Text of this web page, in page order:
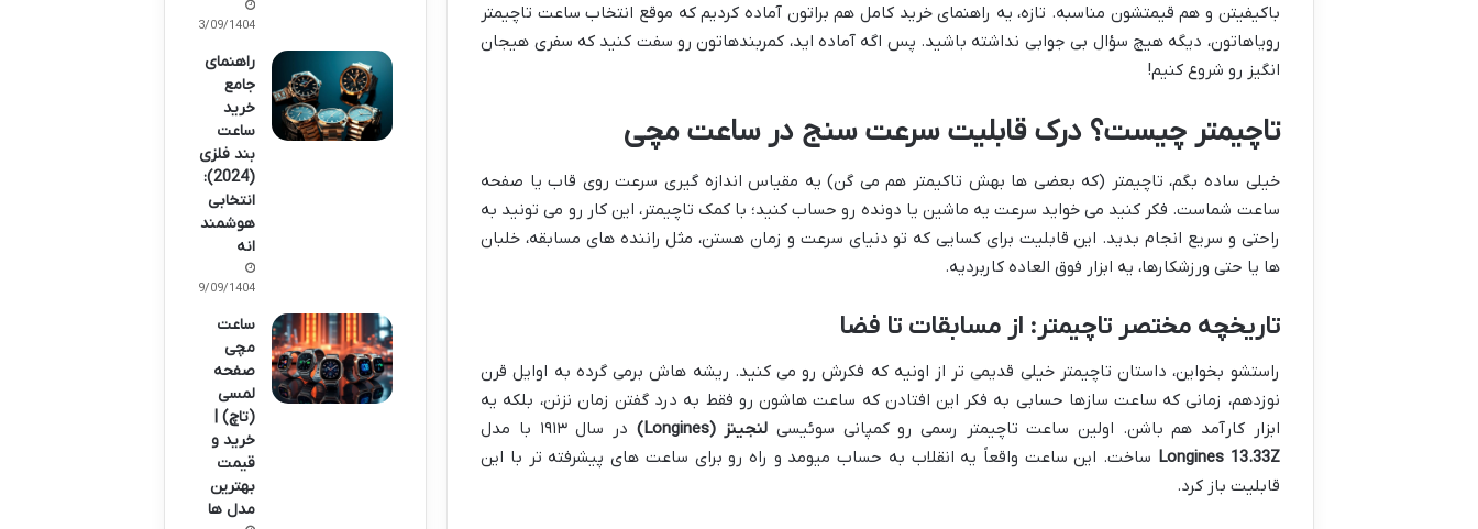
باکیفیتن و هم قیمتشون مناسبه. تازه، یه راهنمای خرید کامل هم براتون آماده کردیم که موقع انتخاب ساعت تاچیمتر
رویاهاتون، دیگه هیچ سؤال بی جوابی نداشته باشید. پس اگه آماده اید، کمربندهاتون رو سفت کنید که سفری هیجان
انگیز رو شروع کنیم!
تاچیمتر چیست؟ درک قابلیت سرعت سنج در ساعت مچی
خیلی ساده بگم، تاچیمتر (که بعضی ها بهش تاکیمتر هم می گن) یه مقیاس اندازه گیری سرعت روی قاب یا صفحه
ساعت شماست. فکر کنید می خواید سرعت یه ماشین یا دونده رو حساب کنید؛ با کمک تاچیمتر، این کار رو می تونید به
راحتی و سریع انجام بدید. این قابلیت برای کسایی که تو دنیای سرعت و زمان هستن، مثل راننده های مسابقه، خلبان
ها یا حتی ورزشکارها، یه ابزار فوق العاده کاربردیه.
تاریخچه مختصر تاچیمتر: از مسابقات تا فضا
راستشو بخواین، داستان تاچیمتر خیلی قدیمی تر از اونیه که فکرش رو می کنید. ریشه هاش برمی گرده به اوایل قرن
نوزدهم، زمانی که ساعت سازها حسابی به فکر این افتادن که ساعت هاشون رو فقط به درد گفتن زمان نزنن، بلکه یه
ابزار کارآمد هم باشن. اولین ساعت تاچیمتر رسمی رو کمپانی سوئیسی لنجینز (Longines)
در سال ۱۹۱۳ با مدل
Longines 13.33Z ساخت. این ساعت واقعاً یه انقلاب به حساب میومد و راه رو برای ساعت های پیشرفته تر با این
قابلیت باز کرد.
13/09/1404
راهنمای
جامع
خرید
ساعت
بند فلزی
(2024):
انتخابی
هوشمند
انه
09/09/1404
ساعت
مچی
صفحه
لمسی
(تاچ) |
خرید و
قیمت
بهترین
مدل ها